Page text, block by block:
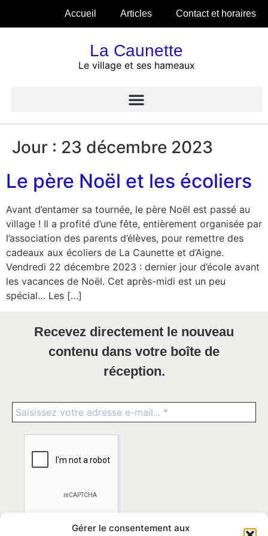
Gérer le consentement aux
Accueil Articles Contact et horaires
La Caunette
Le village et ses hameaux
Jour : 23 décembre 2023
Le père Noël et les écoliers
Avant d’entamer sa tournée, le père Noël est passé au
village ! Il a profité d’une fête, entièrement organisée par
l’association des parents d’élèves, pour remettre des
cadeaux aux écoliers de La Caunette et d’Aigne.
Vendredi 22 décembre 2023 : dernier jour d’école avant
les vacances de Noël. Cet après-midi est un peu
spécial… Les […]
Recevez directement le nouveau
contenu dans votre boîte de
réception.